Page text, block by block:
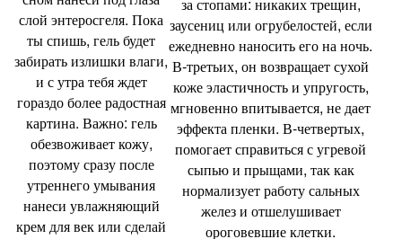
слой энтеросгеля. Пока
ты спишь, гель будет
забирать излишки влаги,
и с утра тебя ждет
гораздо более радостная
картина. Важно: гель
обезвоживает кожу,
поэтому сразу после
утреннего умывания
нанеси увлажняющий
крем для век или сделай
заусениц или огрубелостей, если
ежедневно наносить его на ночь.
В-третьих, он возвращает сухой
коже эластичность и упругость,
мгновенно впитывается, не дает
эффекта пленки. В-четвертых,
помогает справиться с угревой
сыпью и прыщами, так как
нормализует работу сальных
желез и отшелушивает
ороговевшие клетки.